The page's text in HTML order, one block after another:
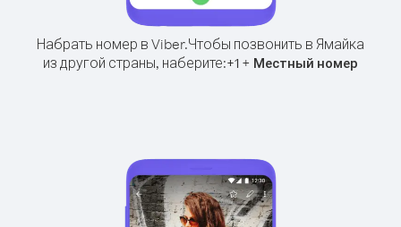
Набрать номер в Viber.Чтобы позвонить в Ямайка
из другой страны, наберите:+1 + Местный номер